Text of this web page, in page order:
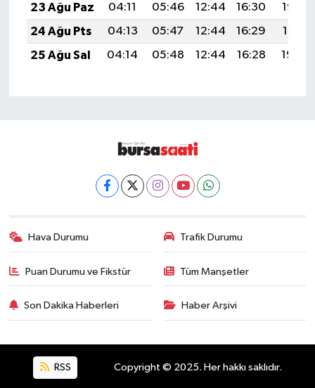
23 Ağu Paz
04:11 05:46 12:44 16:30
19:32
24 Ağu Pts
04:13 05:47 12:44 16:29
19:31
25 Ağu Sal
04:14 05:48 12:44 16:28 19:29
Hava Durumu Trafik Durumu
Puan Durumu ve Fikstür Tüm Manşetler
Son Dakika Haberleri Haber Arşivi
RSS Copyright © 2025. Her hakkı saklıdır.